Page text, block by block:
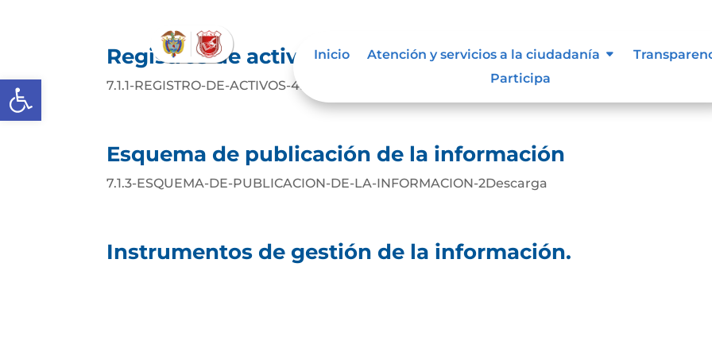
Abrir barra de herramientas
Inicio Atención y servicios a la ciudadanía
Participa
Registros de activos de información
7.1.1-REGISTRO-DE-ACTIVOS-4Descarga
Esquema de publicación de la información
7.1.3-ESQUEMA-DE-PUBLICACION-DE-LA-INFORMACION-2Descarga
Instrumentos de gestión de la información.